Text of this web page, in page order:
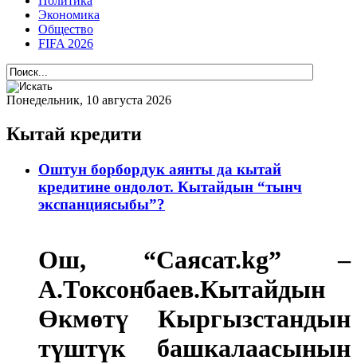
Экономика
Общество
FIFA 2026
Понедельник, 10 августа 2026
Кытай кредити
Оштун борбордук аянты да кытай
кредитине ондолот. Кытайдын “тынч
экспанциясыбы”?
Ош, “Саясат.kg” –
А.Токсонбаев.Кытайдын
Өкмөтү Кыргызстандын
түштүк башкалаасынын